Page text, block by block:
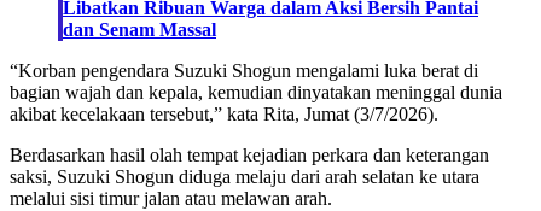
Libatkan Ribuan Warga dalam Aksi Bersih Pantai
dan Senam Massal
“Korban pengendara Suzuki Shogun mengalami luka berat di
bagian wajah dan kepala, kemudian dinyatakan meninggal dunia
akibat kecelakaan tersebut,” kata Rita, Jumat (3/7/2026).
Berdasarkan hasil olah tempat kejadian perkara dan keterangan
saksi, Suzuki Shogun diduga melaju dari arah selatan ke utara
melalui sisi timur jalan atau melawan arah.